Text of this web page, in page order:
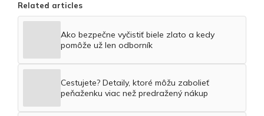
Related articles
Ako bezpečne vyčistiť biele zlato a kedy
pomôže už len odborník
Cestujete? Detaily, ktoré môžu zabolieť
peňaženku viac než predražený nákup